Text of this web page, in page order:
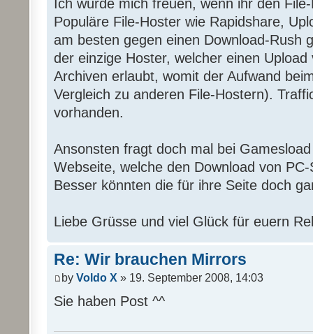
Ich würde mich freuen, wenn ihr den
Populäre File-Hoster wie Rapidshare,
am besten gegen einen Download-Rush
der einzige Hoster, welcher einen
Archiven erlaubt, womit der Aufwand
Vergleich zu anderen File-Hostern).
vorhanden.
Ansonsten fragt doch mal bei
Webseite, welche den Download von
Besser könnten die für ihre Seite doch
Liebe Grüsse und viel Glück für euern
Re: Wir brauchen Mirrors
by Voldo X » 19. September 2008, 14:03
Sie haben Post ^^